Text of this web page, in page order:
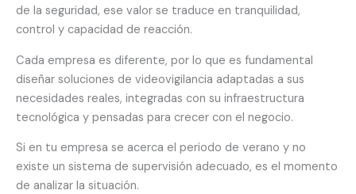
de la seguridad, ese valor se traduce en tranquilidad,
control y capacidad de reacción.
Cada empresa es diferente, por lo que es fundamental
diseñar soluciones de videovigilancia adaptadas a sus
necesidades reales, integradas con su infraestructura
tecnológica y pensadas para crecer con el negocio.
Si en tu empresa se acerca el periodo de verano y no
existe un sistema de supervisión adecuado, es el momento
de analizar la situación.